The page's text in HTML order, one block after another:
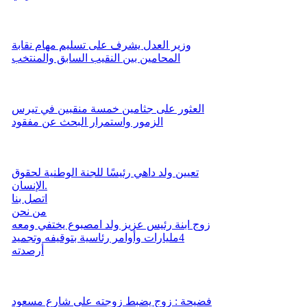
وزير العدل يشرف على تسليم مهام نقابة
المحامين بين النقيب السابق والمنتخب
العثور على جثامين خمسة منقبين في تيرس
الزمور واستمرار البحث عن مفقود
تعيين ولد داهي رئيسًا للجنة الوطنية لحقوق
الإنسان.
اتصل بنا
من نحن
زوج ابنة رئيس عزيز ولد امصبوع يختفي ومعه
4مليارات وأوامر رئاسية بتوقيفه وتجميد
أرصدته
فضيحة : زوج يضبط زوجته على شارع مسعود